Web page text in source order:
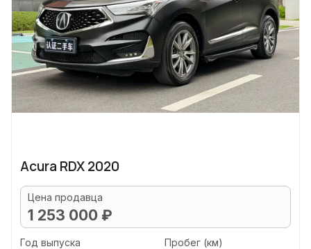
Acura RDX 2020
Цена продавца
1 253 000 ₽
Год выпуска Пробег (км)